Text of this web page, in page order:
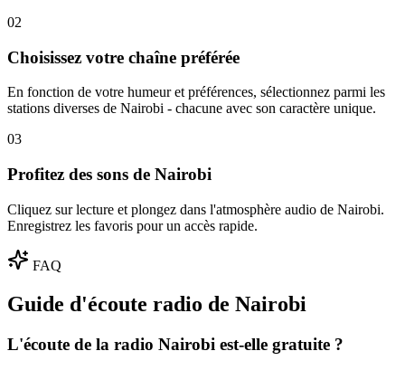
02
Choisissez votre chaîne préférée
En fonction de votre humeur et préférences, sélectionnez parmi les
stations diverses de Nairobi - chacune avec son caractère unique.
03
Profitez des sons de Nairobi
Cliquez sur lecture et plongez dans l'atmosphère audio de Nairobi.
Enregistrez les favoris pour un accès rapide.
FAQ
Guide d'écoute radio de Nairobi
L'écoute de la radio Nairobi est-elle gratuite ?